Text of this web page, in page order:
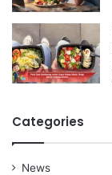
Categories
News